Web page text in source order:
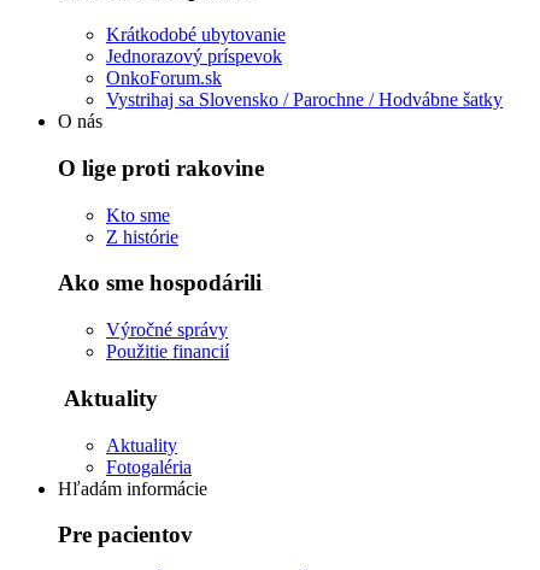
Krátkodobé ubytovanie
Jednorazový príspevok
OnkoForum.sk
Vystrihaj sa Slovensko / Parochne / Hodvábne šatky
O nás
O lige proti rakovine
Kto sme
Z histórie
Ako sme hospodárili
Výročné správy
Použitie financií
Aktuality
Aktuality
Fotogaléria
Hľadám informácie
Pre pacientov